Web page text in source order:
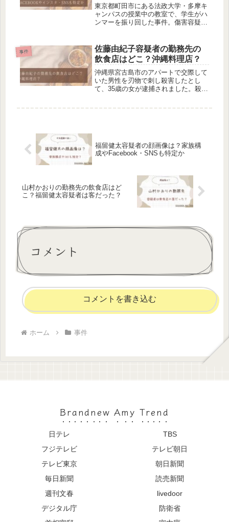
東京都町田市にある法政大学・多摩キ
ャンパスの授業中の教室で、学生がハ
ンマーを振り回した事件。傷害容疑で
今回は、ユ・ジュヒョン容疑者の顔画
像やFacebook・インスタなどの...
事件
佐藤由紀子容疑者の勤務先の
飲食店はどこ？沖縄料理店？
沖縄県宮古島市のアパートで交際して
いた男性を刃物で刺し殺害したとし
て、35歳の女が逮捕されました。殺人
福留健太容疑者の顔画像は？家族構
成やFacebook・SNSも特定か
山村かおりの勤務先の飲食店はど
こ？福留健太容疑者は客だった？
コメント
コメントを書き込む
ホーム 事件
Brandnew Amy Trend
日テレ
TBS
フジテレビ
テレビ朝日
テレビ東京
朝日新聞
毎日新聞
読売新聞
週刊文春
livedoor
デジタル庁
防衛省